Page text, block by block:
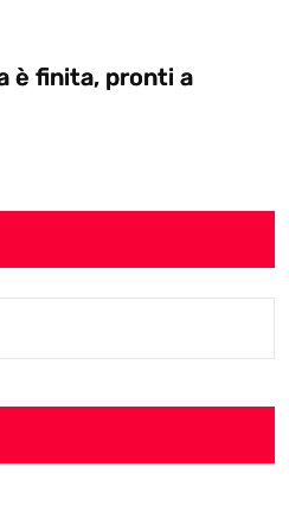
a
Battlefield